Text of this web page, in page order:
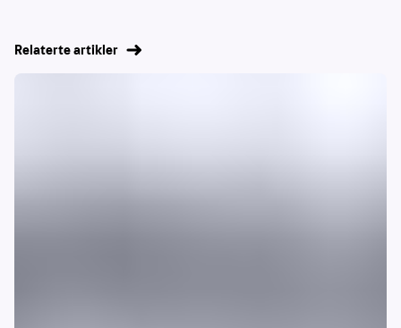
Relaterte artikler